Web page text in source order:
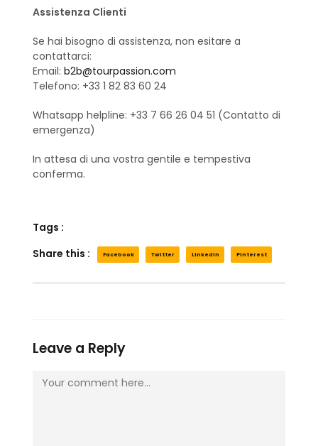
Assistenza Clienti
Se hai bisogno di assistenza, non esitare a
contattarci:
Email:b2b@tourpassion.com
Telefono: +33 1 82 83 60 24
Whatsapp helpline: +33 7 66 26 04 51 (Contatto di
emergenza)
In attesa di una vostra gentile e tempestiva
conferma.
Tags :
Share this :
Facebook Twitter LinkedIn Pinterest
Leave a Reply